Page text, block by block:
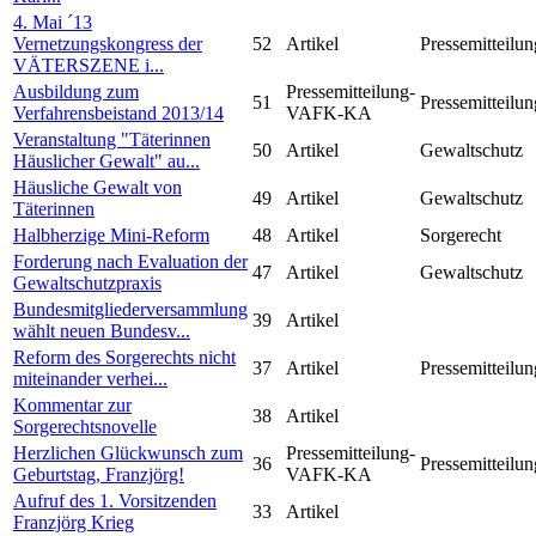
4. Mai ´13
Vernetzungskongress der
VÄTERSZENE i...
52 Artikel
Ausbildung zum
Verfahrensbeistand 2013/14
51
Pressemitteilung-
VAFK-KA
Veranstaltung "Täterinnen
Häuslicher Gewalt" au...
50 Artikel
Gewaltschutz
Häusliche Gewalt von
Täterinnen
49 Artikel
Gewaltschutz
Halbherzige Mini-Reform
48 Artikel
Sorgerecht
Forderung nach Evaluation der
Gewaltschutzpraxis
47 Artikel
Gewaltschutz
Bundesmitgliederversammlung
wählt neuen Bundesv...
39
Artikel
Reform des Sorgerechts nicht
miteinander verhei...
37 Artikel
Kommentar zur
Sorgerechtsnovelle
38
Artikel
Herzlichen Glückwunsch zum
Geburtstag, Franzjörg!
36
Pressemitteilung-
VAFK-KA
Aufruf des 1. Vorsitzenden
Franzjörg Krieg
33 Artikel